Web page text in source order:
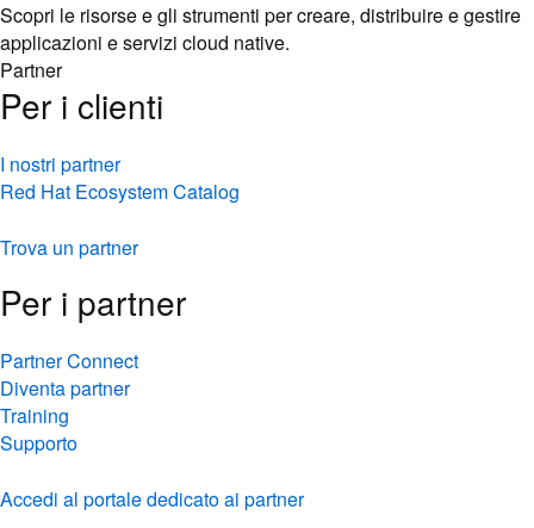
Scopri le risorse e gli strumenti per creare, distribuire e gestire
applicazioni e servizi cloud native.
Partner
Per i clienti
I nostri partner
Red Hat Ecosystem Catalog
Trova un partner
Per i partner
Partner Connect
Diventa partner
Training
Supporto
Accedi al portale dedicato ai partner